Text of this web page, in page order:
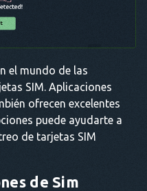
el mundo de las
SIM. Aplicaciones
ofrecen excelentes
puede ayudarte a
de tarjetas SIM
de Sim